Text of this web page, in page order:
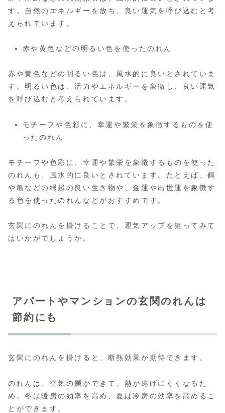
す。自然のエネルギーを放ち、良い運気を呼び込むと考
えられています。
赤や黄色などの明るい色を使ったのれん
赤や黄色などの明るい色は、風水的に良いとされていま
す。明るい色は、活力やエネルギーを象徴し、良い運気
を呼び込むと考えられています。
モチーフや色彩に、幸運や繁栄を象徴するものを使
ったのれん
モチーフや色彩に、幸運や繁栄を象徴するものを使った
のれんも、風水的に良いとされています。たとえば、鶴
や亀などの縁起の良い生き物や、金運や出世運を象徴す
る色を使ったのれんなどがおすすめです。
玄関にのれんを掛けることで、運気アップを狙ってみて
はいかがでしょうか。
アパートやマンションの玄関のれんは
節約にも
玄関にのれんを掛けると、断熱効果が期待できます。
のれんは、空気の層ができて、熱が逃げにくくなるた
め、冬は暖房の効率を高め、夏は冷房の効率を高めるこ
とができます。